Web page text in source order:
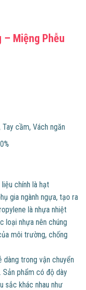
– Miệng Phễu
cầm, Vách ngăn
chính là hạt
gia ngành ngựa, tạo ra
là nhựa nhiệt
loại nhựa nên chúng
môi trường, chống
dàng trong vận chuyển
Sản phẩm có độ dày
sắc khác nhau như